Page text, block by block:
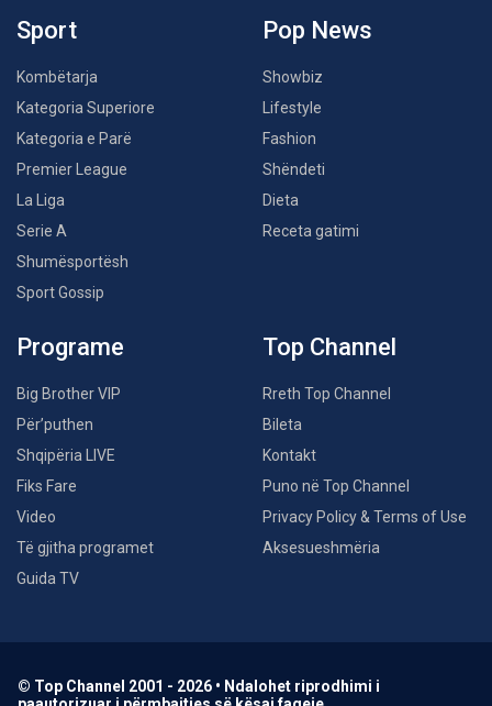
Sport
Kombëtarja
Kategoria Superiore
Kategoria e Parë
Premier League
La Liga
Serie A
Shumësportësh
Sport Gossip
Pop News
Showbiz
Lifestyle
Fashion
Shëndeti
Dieta
Receta gatimi
Programe
Big Brother VIP
Për’puthen
Shqipëria LIVE
Fiks Fare
Video
Të gjitha programet
Guida TV
Top Channel
Rreth Top Channel
Bileta
Kontakt
Puno në Top Channel
Privacy Policy & Terms of Use
Aksesueshmëria
© Top Channel 2001 - 2026 • Ndalohet riprodhimi i